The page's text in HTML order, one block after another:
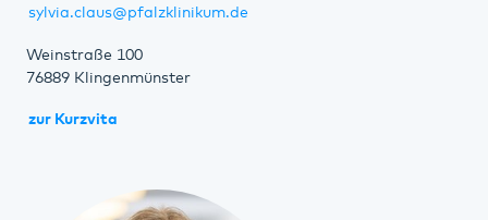
sylvia.claus@pfalzklinikum.de
Weinstraße 100
76889 Klingenmünster
zur Kurzvita